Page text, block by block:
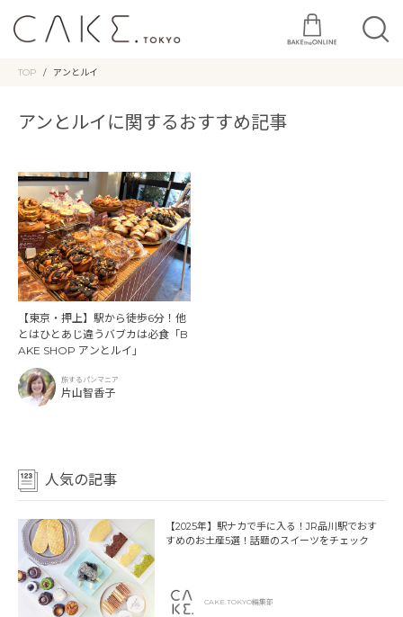
TOP アンとルイ
アンとルイに関するおすすめ記事
【東京・押上】駅から徒歩6分！他
とはひとあじ違うバブカは必食「B
AKE SHOP アンとルイ」
旅するパンマニア
片山智香子
人気の記事
【2025年】駅ナカで手に入る！JR品川駅でおす
すめのお土産5選！話題のスイーツをチェック
CAKE.TOKYO編集部